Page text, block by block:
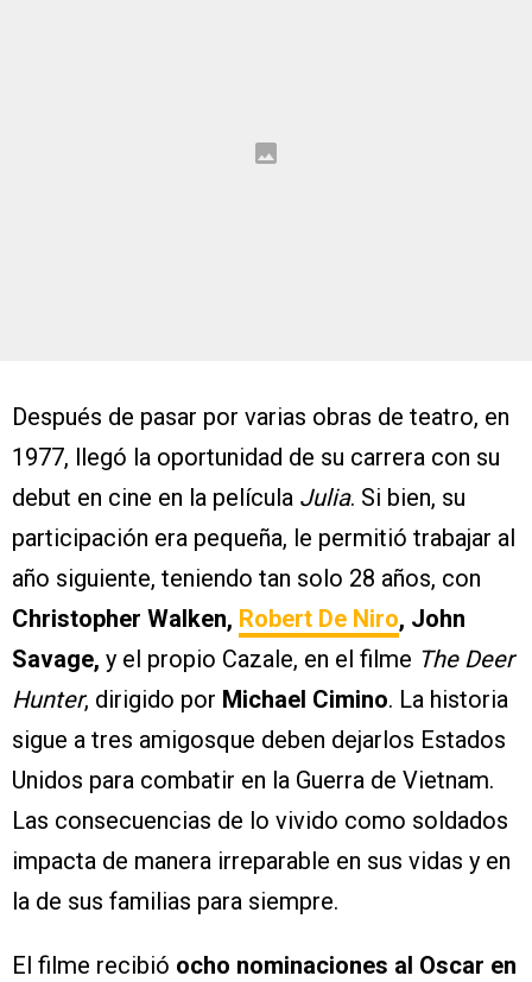
Después de pasar por varias obras de teatro, en
1977, llegó la oportunidad de su carrera con su
debut en cine en la película Julia. Si bien, su
participación era pequeña, le permitió trabajar al
año siguiente, teniendo tan solo 28 años, con
Christopher Walken, Robert De Niro, John
Savage, y el propio Cazale, en el filme The Deer
Hunter, dirigido por Michael Cimino. La historia
sigue a tres amigosque deben dejarlos Estados
Unidos para combatir en la Guerra de Vietnam.
Las consecuencias de lo vivido como soldados
impacta de manera irreparable en sus vidas y en
la de sus familias para siempre.
El filme recibió ocho nominaciones al Oscar en